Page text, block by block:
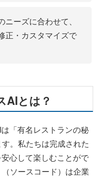
ニーズに合わせて、
正・カスタマイズで
AIとは？
「有名レストランの秘
。私たちは完成された
心して楽しむことがで
ソースコード）は企業